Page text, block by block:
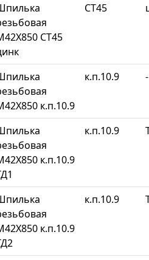
СТ45
СТ45
к.п.10.9
к.п.10.9 -
к.п.10.9
к.п.10.9
к.п.10.9
к.п.10.9